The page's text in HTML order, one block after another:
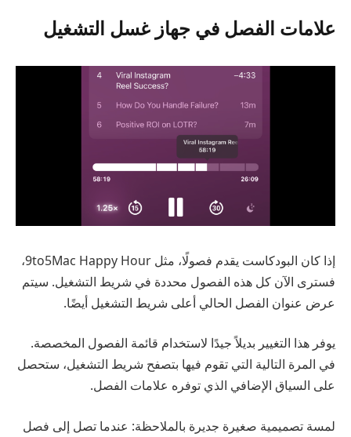
علامات الفصل في جهاز غسل التشغيل
إذا كان البودكاست يقدم فصولًا، مثل 9to5Mac Happy Hour،
فسترى الآن كل هذه الفصول محددة في شريط التشغيل. سيتم
عرض عنوان الفصل الحالي أعلى شريط التشغيل أيضًا.
يوفر هذا التغيير بديلاً جيدًا لاستخدام قائمة الفصول المخصصة.
في المرة التالية التي تقوم فيها بتصفح شريط التشغيل، ستحصل
على السياق الإضافي الذي توفره علامات الفصل.
لمسة تصميمية صغيرة جديرة بالملاحظة: عندما تصل إلى فصل